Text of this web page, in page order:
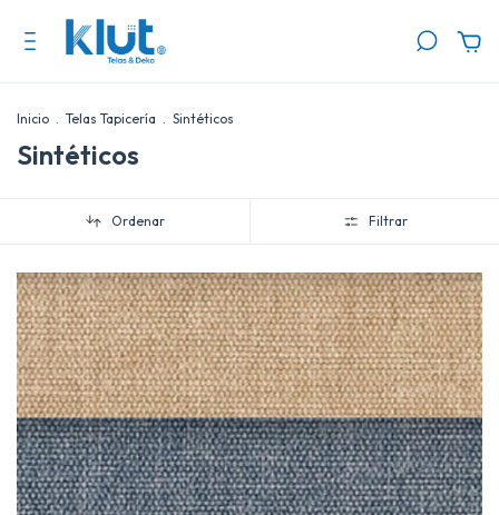
Inicio . Telas Tapicería . Sintéticos
Sintéticos
Ordenar Filtrar